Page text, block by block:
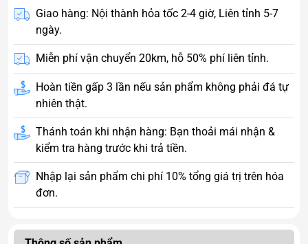
Giao hàng: Nội thành hỏa tốc 2-4 giờ, Liên tỉnh 5-7
ngày.
Miễn phí vận chuyển 20km, hỗ 50% phí liên tỉnh.
Hoàn tiền gấp 3 lần nếu sản phẩm không phải đá tự
nhiên thật.
Thánh toán khi nhận hàng: Bạn thoải mái nhận &
kiểm tra hàng trước khi trả tiền.
Nhập lại sản phẩm chi phí 10% tổng giá trị trên hóa
đơn.